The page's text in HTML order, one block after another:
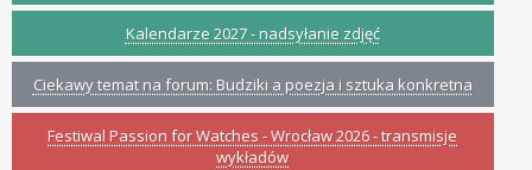
Kalendarze 2027 - nadsyłanie zdjęć
Ciekawy temat na forum: Budziki a poezja i sztuka konkretna
Festiwal Passion for Watches - Wrocław 2026 - transmisje
wykładów